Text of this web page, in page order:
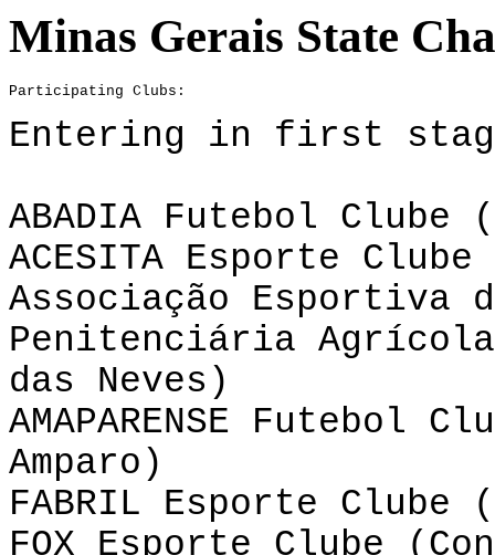
Minas Gerais State
Participating Clubs:
Entering in first
ABADIA Futebol Clube
ACESITA Esporte
Associação Esportiva
Penitenciária
das Neves)
AMAPARENSE Futebol
Amparo)
FABRIL Esporte Clube
FOX Esporte Clube